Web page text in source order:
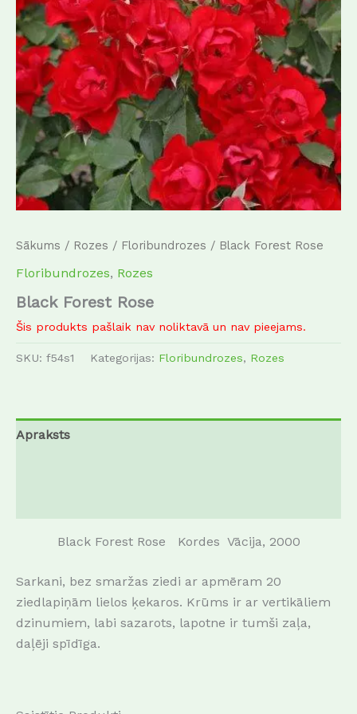
Sākums / Rozes / Floribundrozes / Black Forest Rose
Floribundrozes, Rozes
Black Forest Rose
Šis produkts pašlaik nav noliktavā un nav pieejams.
SKU: f54s1 Kategorijas: Floribundrozes, Rozes
Apraksts
Black Forest Rose Kordes Vācija, 2000
Sarkani, bez smaržas ziedi ar apmēram 20
ziedlapiņām lielos ķekaros. Krūms ir ar vertikāliem
dzinumiem, labi sazarots, lapotne ir tumši zaļa,
daļēji spīdīga.